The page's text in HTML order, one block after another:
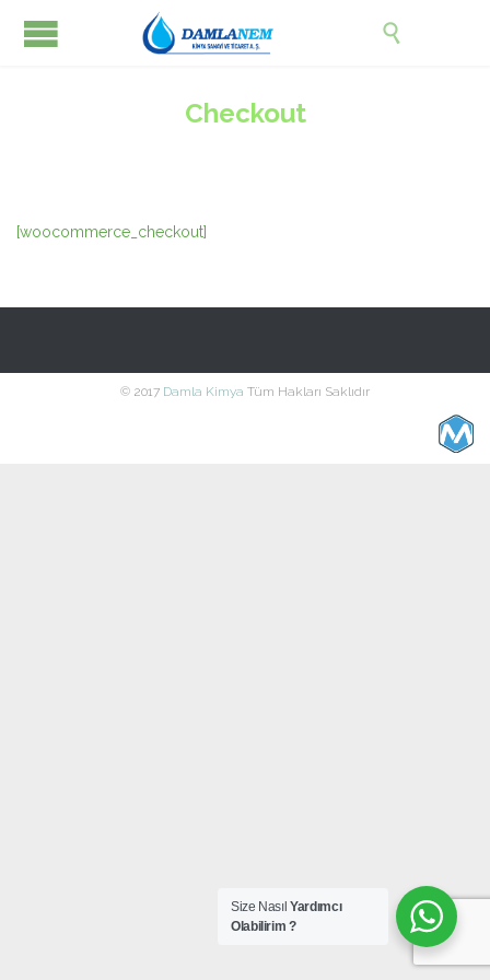

Checkout
[woocommerce_checkout]
© 2017 Damla Kimya Tüm Hakları Saklıdır
Size NasılYardımcı
Olabilirim ?